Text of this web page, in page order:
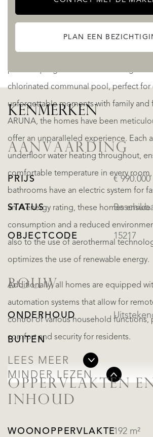
Here, residents can enjoy an indoor
modern coworking space. Outside, a
picturesque garden features a
chlorinated communal pool, perfect for
unforgettable moments with family and
ARUNA, the homes have been
offer an unparalleled experience. Each
underfloor water heating throughout,
comfortable temperature in every
bathrooms have an electric system for
an A energy rating, these homes ensure
consumption and a reduced
also to the use of aerothermal
optimizes the use of renewable energy.
Additionally, all homes are equipped
automation systems that allow for
control of various household functions,
comfort and security for residents.
LEES MEER
MINDER LEZEN
PLAN EEN
KENMERKEN
AANVAARDING
PRIJS € 990.000
STATUS
OBJECTCODE 15217
BOUW
ONDERHOUD
BUITEN
OPPERVLAKTEN
INHOUD
WOONOPPERVLAKTE192 m²